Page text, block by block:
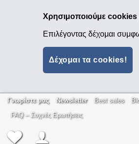
Χρησιμοποιούμε cookies
Επιλέγοντας δέχομαι
Δέχομαι τα cookies!
Μετάβαση
Γνωρίστε μας Newsletter Best sales
FAQ – Συχνές Ερωτήσεις